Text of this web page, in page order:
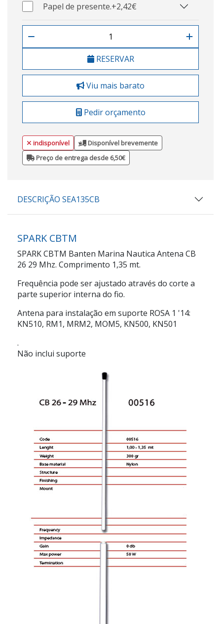
Papel de presente.+2,42€
RESERVAR
Viu mais barato
Pedir orçamento
indisponível
Disponível brevemente
Preço de entrega desde 6,50€
DESCRIÇÃO SEA135CB
SPARK CBTM
SPARK CBTM Banten Marina Nautica Antena CB
26 29 Mhz. Comprimento 1,35 mt.
Frequência pode ser ajustado através do corte a
parte superior interna do fio.
Antena para instalação em suporte ROSA 1 '14:
KN510, RM1, MRM2, MOM5, KN500, KN501
.
Não inclui suporte